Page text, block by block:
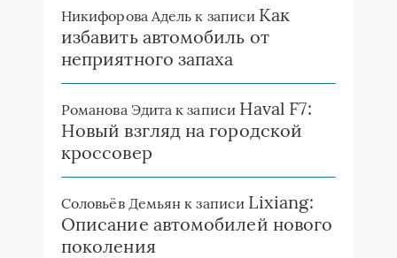
Никифорова Адель к записи Как
избавить автомобиль от
неприятного запаха
Романова Эдита к записи Haval F7:
Новый взгляд на городской
кроссовер
Соловьёв Демьян к записи Lixiang:
Описание автомобилей нового
поколения